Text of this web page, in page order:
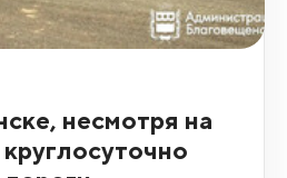
несмотря на